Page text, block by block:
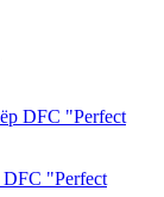
"Perfect